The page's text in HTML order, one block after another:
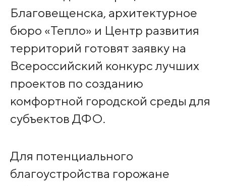
Благовещенска, архитектурное
бюро «Тепло» и Центр развития
территорий готовят заявку на
Всероссийский конкурс лучших
проектов по созданию
комфортной городской среды для
субъектов ДФО.
Для потенциального
благоустройства горожане